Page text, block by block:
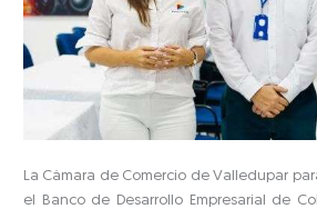
La Cámara de Comercio de Valledupar
el Banco de Desarrollo Empresarial de